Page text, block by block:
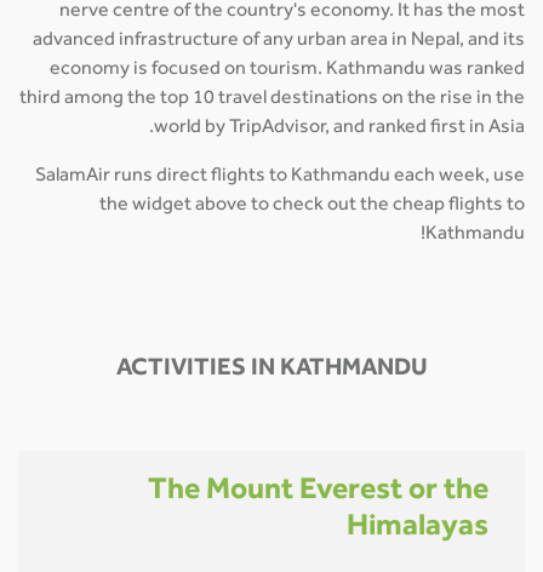
nerve centre of the country's economy. It has the most
advanced infrastructure of any urban area in Nepal, and its
economy is focused on tourism. Kathmandu was ranked
third among the top 10 travel destinations on the rise in the
world by TripAdvisor, and ranked first in Asia.
SalamAir runs direct flights to Kathmandu each week, use
the widget above to check out the cheap flights to
Kathmandu!
ACTIVITIES IN KATHMANDU
The Mount Everest or the
Himalayas